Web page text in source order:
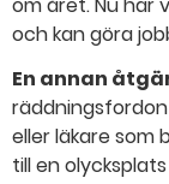
och kan göra
En annan
eller läkare som
till en